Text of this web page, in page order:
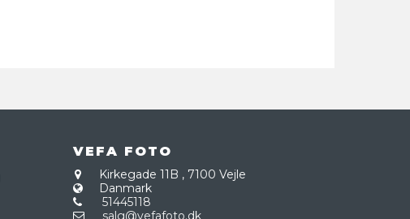
VEFA FOTO
Kirkegade 11B ,7100 Vejle
Danmark
51445118
salg@vefafoto.dk